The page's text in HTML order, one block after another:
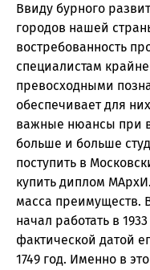
Ввиду бурного
городов нашей
востребованность
специалистам
превосходными
обеспечивает для
важные нюансы при
больше и больше
поступить в
купить диплом
масса преимуществ.
начал работать в
фактической датой
1749 год. Именно в